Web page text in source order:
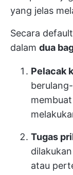
yang jelas
Secara
dalam dua
Pelacak
Tugas
atau